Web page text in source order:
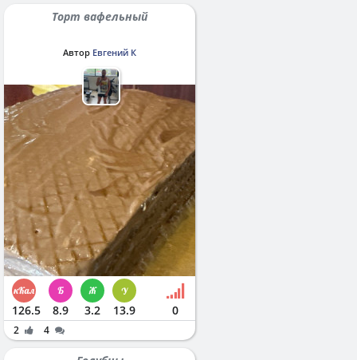
Торт вафельный
Автор Евгений К
126.5 8.9 3.2 13.9 0
2 4